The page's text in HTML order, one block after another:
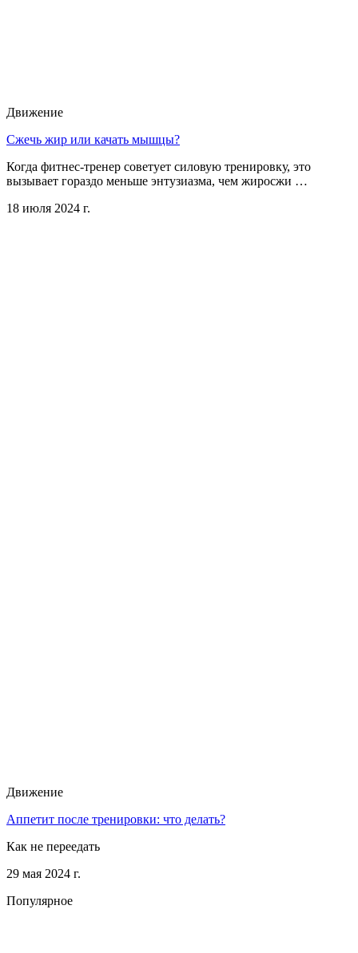
Движение
Сжечь жир или качать мышцы?
Когда фитнес-тренер советует силовую тренировку, это
вызывает гораздо меньше энтузиазма, чем жиросжи …
18 июля 2024 г.
Движение
Аппетит после тренировки: что делать?
Как не переедать
29 мая 2024 г.
Популярное